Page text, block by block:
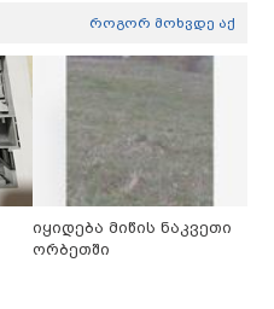
როგორ მოხვდე აქ
იყიდება მიწის ნაკვეთი
ორბეთში